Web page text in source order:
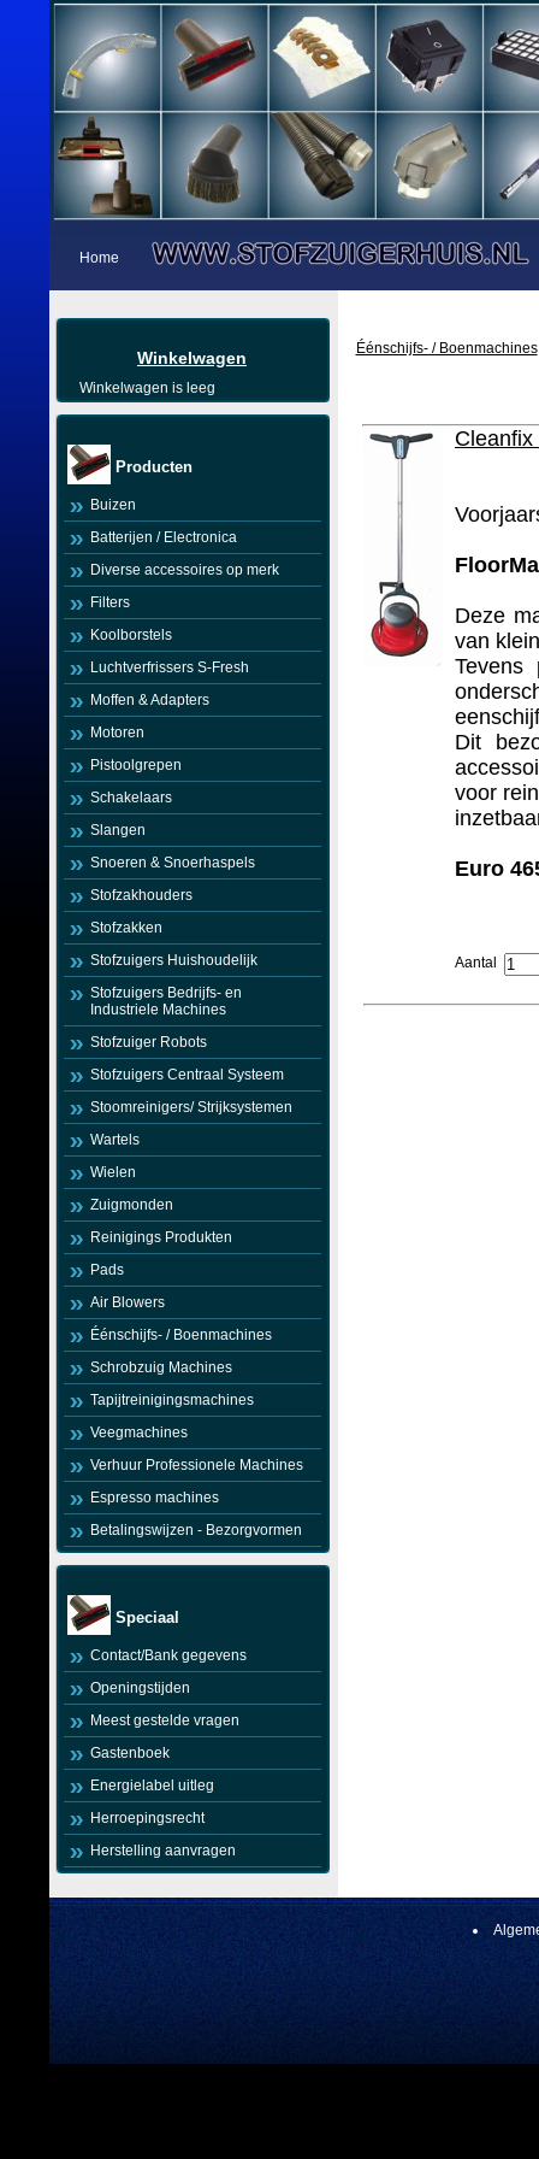
Home
Winkelwagen
Winkelwagen is leeg
Producten
Buizen
Batterijen / Electronica
Diverse accessoires op merk
Filters
Koolborstels
Luchtverfrissers S-Fresh
Moffen & Adapters
Motoren
Pistoolgrepen
Schakelaars
Slangen
Snoeren & Snoerhaspels
Stofzakhouders
Stofzakken
Stofzuigers Huishoudelijk
Stofzuigers Bedrijfs- en
Industriele Machines
Stofzuiger Robots
Stofzuigers Centraal Systeem
Stoomreinigers/ Strijksystemen
Wartels
Wielen
Zuigmonden
Reinigings Produkten
Pads
Air Blowers
Éénschijfs- / Boenmachines
Schrobzuig Machines
Tapijtreinigingsmachines
Veegmachines
Verhuur Professionele Machines
Espresso machines
Betalingswijzen - Bezorgvormen
Speciaal
Contact/Bank gegevens
Openingstijden
Meest gestelde vragen
Gastenboek
Energielabel uitleg
Herroepingsrecht
Herstelling aanvragen
Éénschijfs- / Boenmachines
Deze
van
Tevens
Dit
voor
Euro
Aantal